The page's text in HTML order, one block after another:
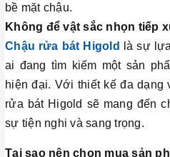
bề mặt chậu.
Không để vật sắc nhọn tiếp
Chậu rửa bát Higold
là sự
ai đang tìm kiếm một sản
hiện đại. Với thiết kế đa dạng
rửa bát Higold sẽ mang đến
sự tiện nghi và sang trọng.
Tại sao nên chọn mua sản